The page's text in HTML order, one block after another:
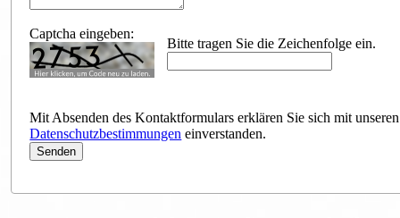
Captcha eingeben:
Bitte tragen Sie die Zeichenfolge ein.
Mit Absenden des Kontaktformulars erklären Sie sich mit unseren
Datenschutzbestimmungen einverstanden.